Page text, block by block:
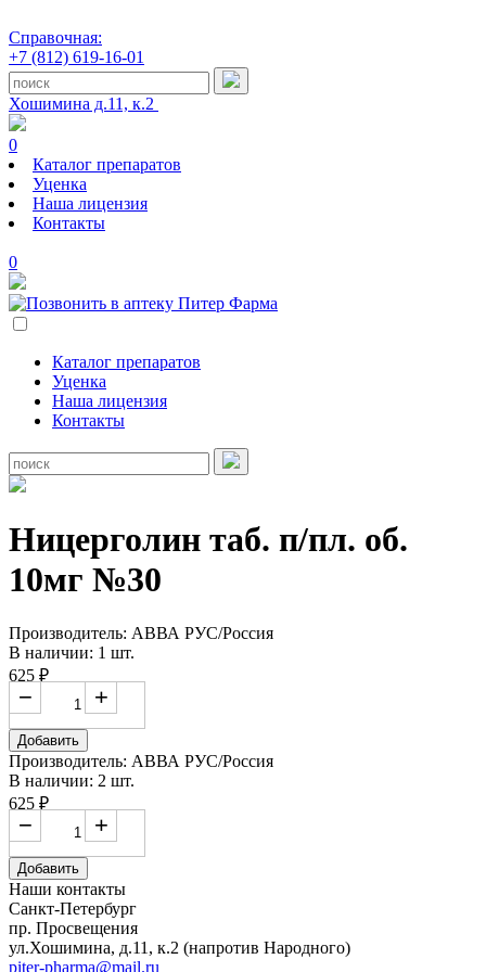
Справочная:
+7 (812) 619-16-01
Хошимина д.11, к.2
0
Каталог препаратов
Уценка
Наша лицензия
Контакты
0
Каталог препаратов
Уценка
Наша лицензия
Контакты
Ницерголин таб. п/пл. об.
10мг №30
Производитель: АВВА РУС/Россия
В наличии: 1 шт.
625 ₽
+
−
Добавить
Производитель: АВВА РУС/Россия
В наличии: 2 шт.
625 ₽
+
−
Добавить
Наши контакты
Санкт-Петербург
пр. Просвещения
ул.Хошимина, д.11, к.2 (напротив Народного)
piter-pharma@mail.ru